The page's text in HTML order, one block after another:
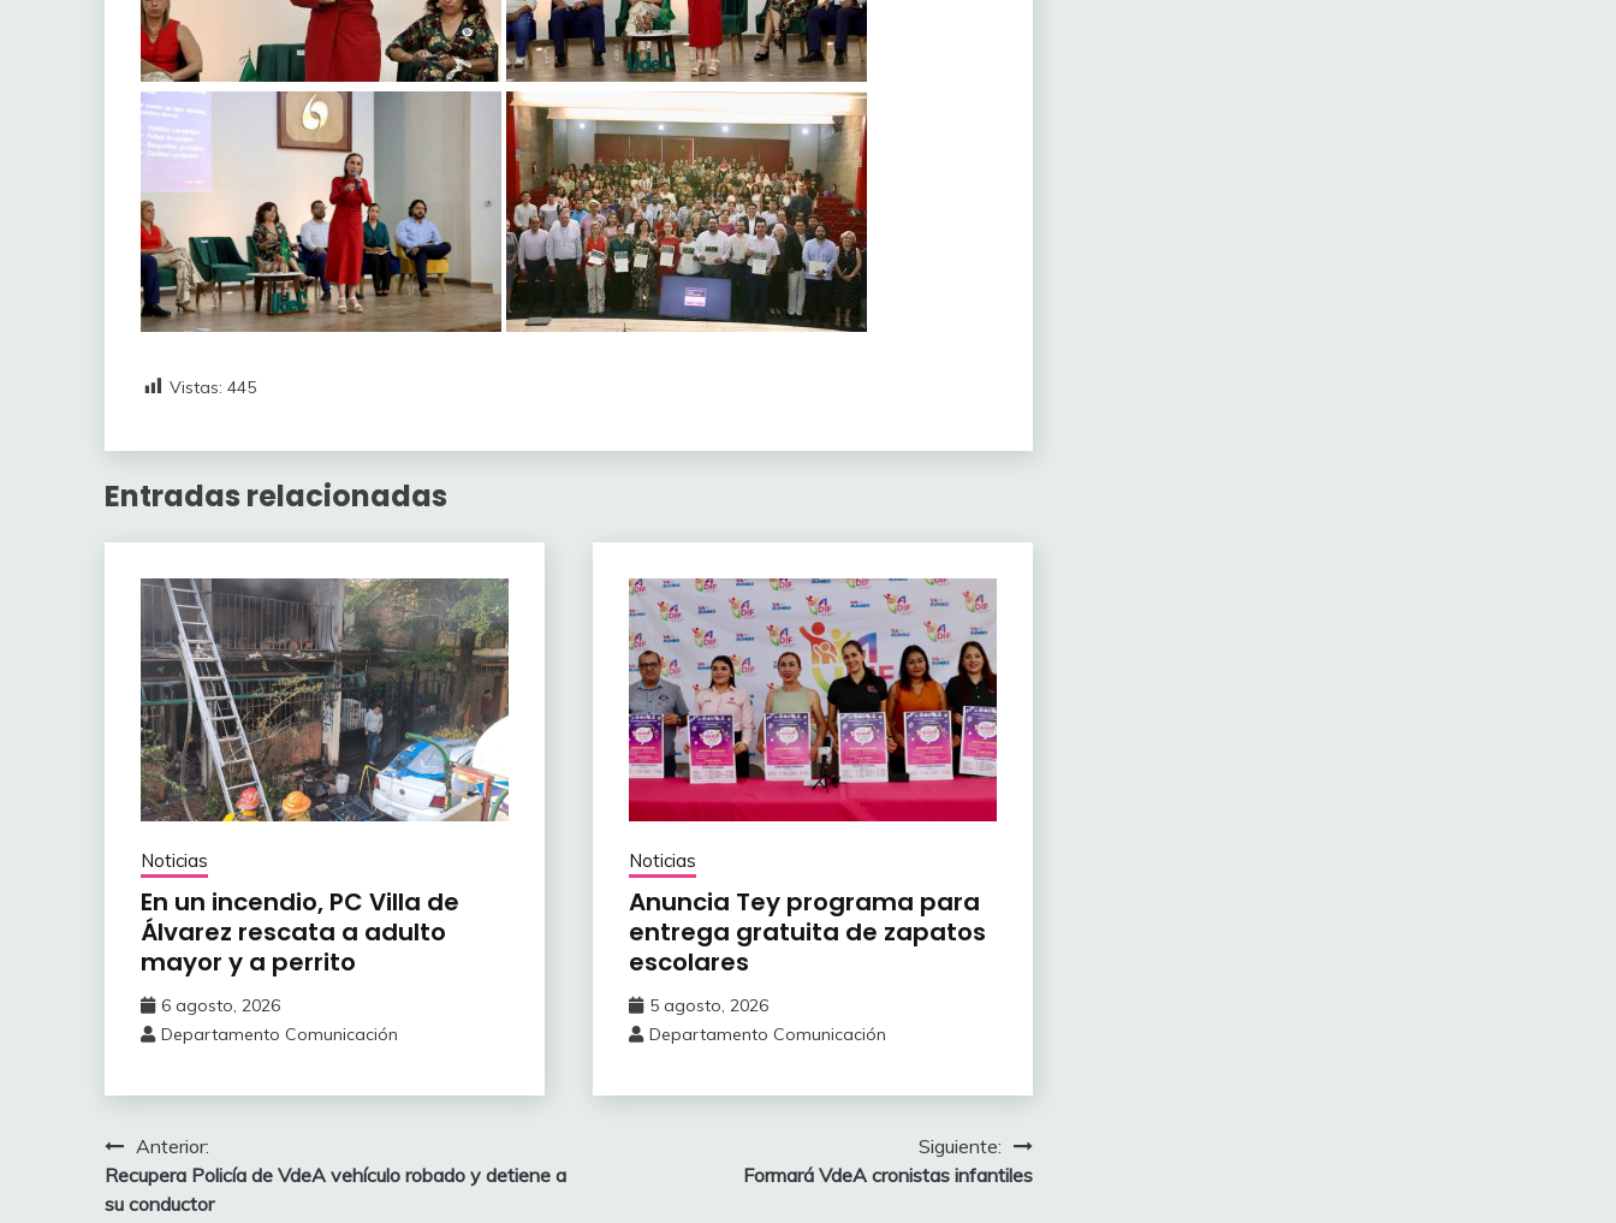
Vistas: 445
Entradas relacionadas
Noticias
En un incendio, PC Villa de
Álvarez ‎rescata a adulto
mayor y a perrito
6 agosto, 2026
Departamento Comunicación
Noticias
Anuncia Tey programa para
entrega gratuita de zapatos
escolares
5 agosto, 2026
Departamento Comunicación
Navegación
de
Anterior:
Recupera Policía de VdeA vehículo ‎robado y detiene a
su conductor
Siguiente:
Formará VdeA cronistas infantiles